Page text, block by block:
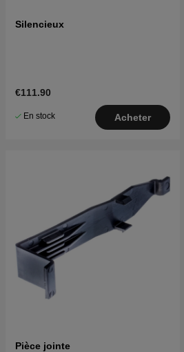
Silencieux
€111.90
En stock Acheter
Pièce jointe